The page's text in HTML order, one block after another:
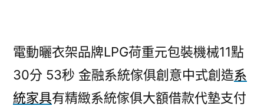
電動曬衣架品牌LPG荷重元包裝機械11點
30分 53秒 金融系統傢俱創意中式創造系
統家具有精緻系統傢俱大額借款代墊支付